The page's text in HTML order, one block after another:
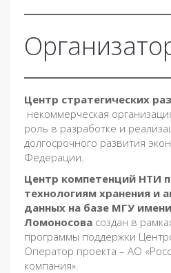
Центр стратегических
некоммерческая
роль в разработке и
долгосрочного развития
Федерации.
Центр компетенций НТИ
технологиям хранения и
данных на базе МГУ
Ломоносова создан в
программы поддержки
Оператор проекта – АО
компания».